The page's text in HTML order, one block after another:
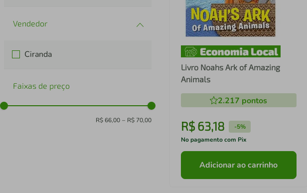
Ciranda
Faixas de preço
R$ 66,00 – R$ 70,00
Livro Noahs Ark of Amazing
Animals
2.217 pontos
R$ 63,18 -5%
No pagamento com Pix
Adicionar ao carrinho